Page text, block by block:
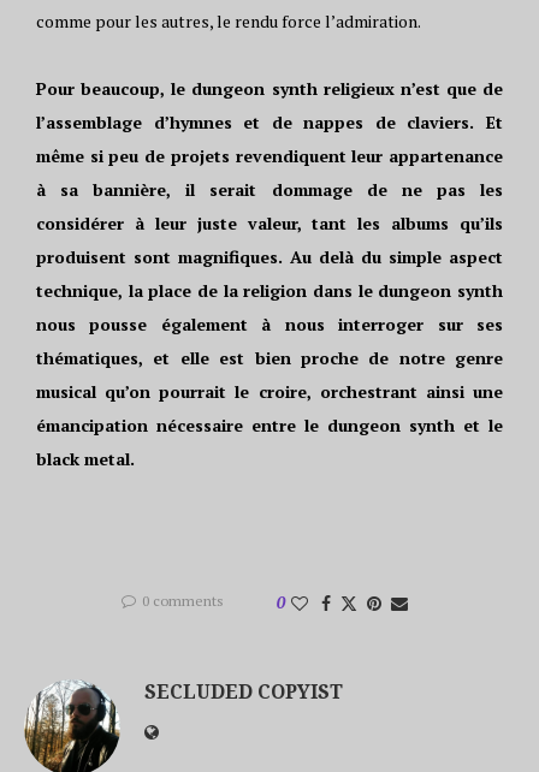
comme pour les autres, le rendu force l’admiration.
Pour beaucoup, le dungeon synth religieux n’est que de
l’assemblage d’hymnes et de nappes de claviers. Et
même si peu de projets revendiquent leur appartenance
à sa bannière, il serait dommage de ne pas les
considérer à leur juste valeur, tant les albums qu’ils
produisent sont magnifiques. Au delà du simple aspect
technique, la place de la religion dans le dungeon synth
nous pousse également à nous interroger sur ses
thématiques, et elle est bien proche de notre genre
musical qu’on pourrait le croire, orchestrant ainsi une
émancipation nécessaire entre le dungeon synth et le
black metal.
0 comments 0
SECLUDED COPYIST